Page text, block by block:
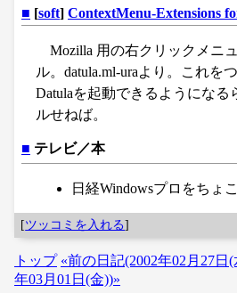
■ [soft] ContextMenu-Extensions
Mozilla 用の右クリックメニ
ル。datula.ml-uraより。これを
Datulaを起動できるようになる
ルせねば。
■ テレビ／本
日経Windowsプロをちょ
[ツッコミを入れる]
トップ «前の日記(2002年02月27日(
年03月01日(金))»